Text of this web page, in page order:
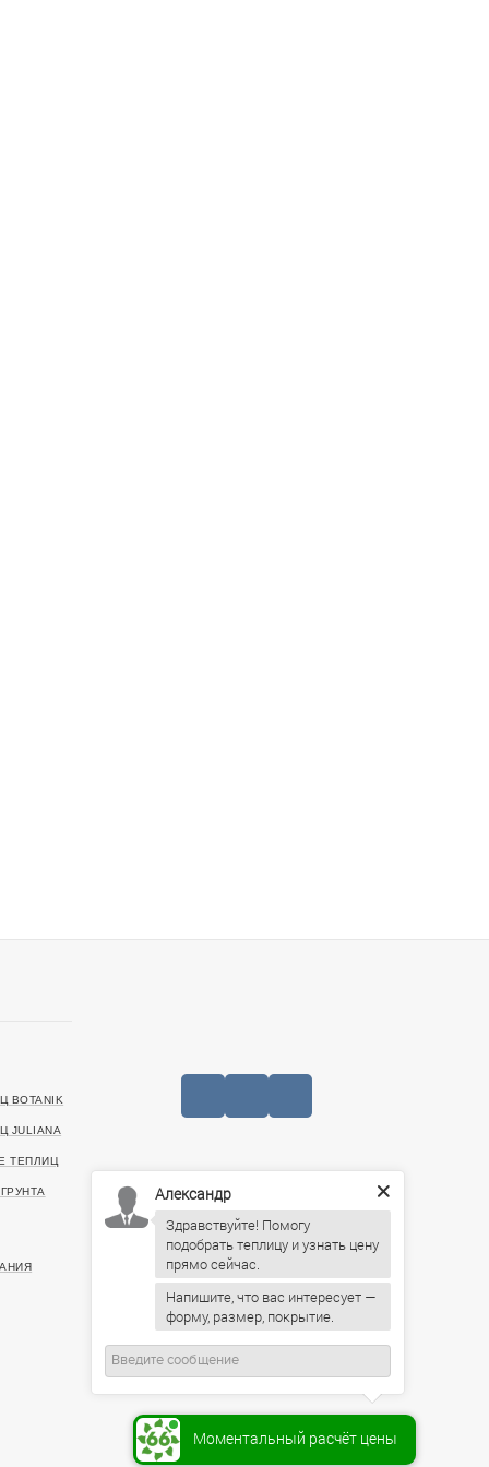
BOTANIK
JULIANA
ТЕПЛИЦ
+7 (727) 390-05-75
20499, г. Алматы, Санаторная улица, 46
ИНН: 221140022903
Пн-Пт: 09:00 – 19:00,
Сб: 10:00 – 16:00, Вс: По
предварительному согласованию
Моментальный расчёт цены
Александр
Здравствуйте! Помогу
подобрать теплицу и узнать цену
Напишите, что вас интересует —
форму, размер, покрытие.